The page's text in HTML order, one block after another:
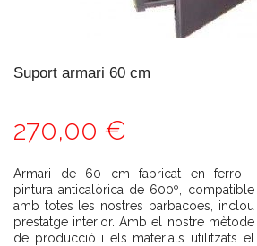
Suport armari 60 cm
270,00 €
Armari de 60 cm fabricat en ferro i
pintura anticalòrica de 600º, compatible
amb totes les nostres barbacoes, inclou
prestatge interior. Amb el nostre mètode
de producció i els materials utilitzats el